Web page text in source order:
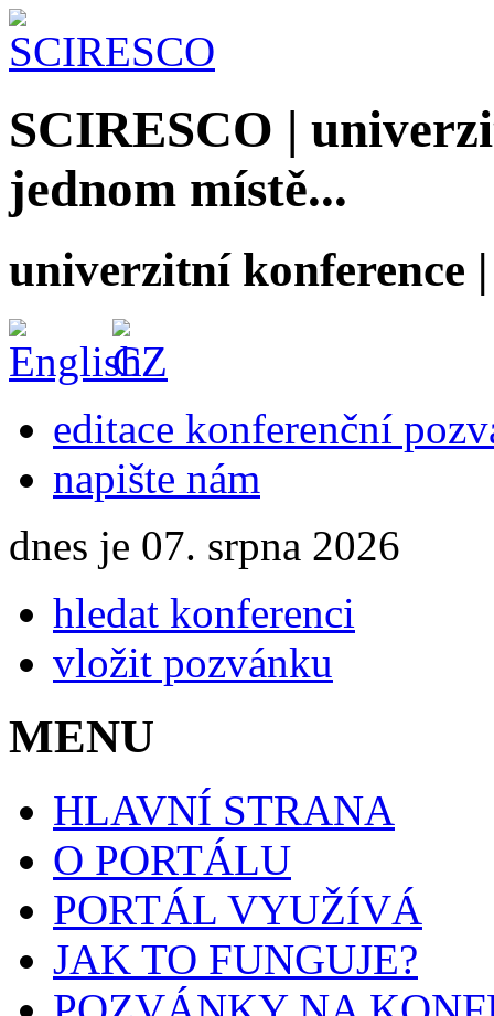
SCIRESCO |
jednom místě...
univerzitní konference
editace konferenční
napište nám
dnes je 07. srpna 2026
hledat konferenci
vložit pozvánku
MENU
HLAVNÍ STRANA
O PORTÁLU
PORTÁL VYUŽÍVÁ
JAK TO FUNGUJE?